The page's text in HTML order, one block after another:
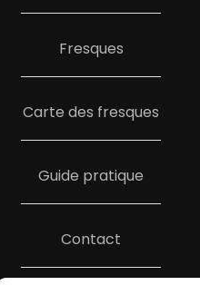
Fresques
Carte des fresques
Guide pratique
Contact